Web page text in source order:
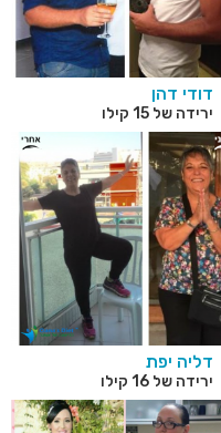
דודי דהן
ירידה של 15 קילו
דליה יפת
ירידה של 16 קילו